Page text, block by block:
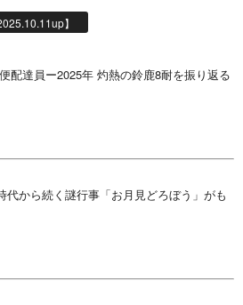
】
配達員ー2025年 灼熱の鈴鹿8耐を振り返る
から続く謎行事「お月見どろぼう」がも